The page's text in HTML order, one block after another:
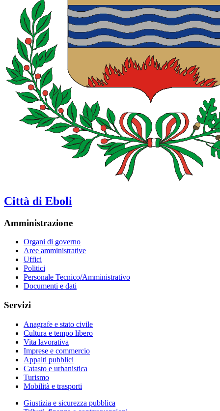
Città di Eboli
Amministrazione
Organi di governo
Aree amministrative
Uffici
Politici
Personale Tecnico/Amministrativo
Documenti e dati
Servizi
Anagrafe e stato civile
Cultura e tempo libero
Vita lavorativa
Imprese e commercio
Appalti pubblici
Catasto e urbanistica
Turismo
Mobilità e trasporti
Giustizia e sicurezza pubblica